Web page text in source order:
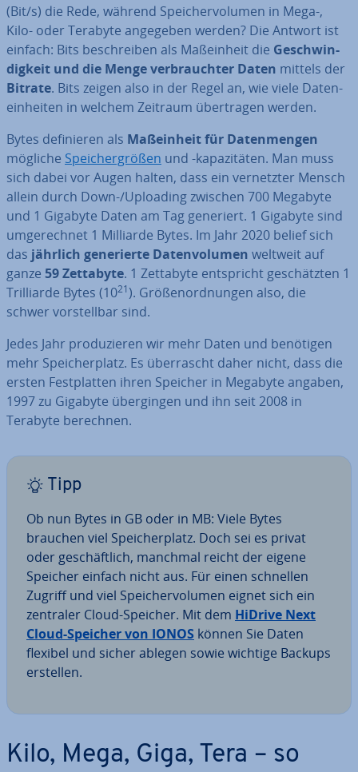
(Bit/s) die Rede, während Spei­cher­vo­lu­men in Mega-,
Kilo- oder Terabyte angegeben werden? Die Antwort ist
einfach: Bits be­schrei­ben als Maß­ein­heit die Ge­schwin­
dig­keit und die Mengever­brauch­ter Daten mittels der
Bitrate. Bits zeigen also in der Regel an, wie viele Da­ten­
ein­hei­ten in welchem Zeitraum über­tra­gen werden.
Bytes de­fi­nie­ren als Maß­ein­heit für Da­ten­men­gen
mögliche Spei­cher­grö­ßen und -ka­pa­zi­tä­ten. Man muss
sich dabei vor Augen halten, dass ein ver­netz­ter Mensch
allein durch Down-/Uploading zwischen 700 Megabyte
und 1 Gigabyte Daten am Tag generiert. 1 Gigabyte sind
um­ge­rech­net 1 Milliarde Bytes. Im Jahr 2020 belief sich
das jährlich ge­ne­rier­te Da­ten­vo­lu­men weltweit auf
ganze 59 Zettabyte. 1 Zettabyte ent­spricht ge­schätz­ten 1
Tril­li­ar­de Bytes (1021). Grö­ßen­ord­nun­gen also, die
schwer vor­stell­bar sind.
Jedes Jahr pro­du­zie­ren wir mehr Daten und benötigen
mehr Spei­cher­platz. Es über­rascht daher nicht, dass die
ersten Fest­plat­ten ihren Speicher in Megabyte angaben,
1997 zu Gigabyte über­gin­gen und ihn seit 2008 in
Terabyte berechnen.
Tipp
Ob nun Bytes in GB oder in MB: Viele Bytes
brauchen viel Spei­cher­platz. Doch sei es privat
oder ge­schäft­lich, manchmal reicht der eigene
Speicher einfach nicht aus. Für einen schnellen
Zugriff und viel Spei­cher­vo­lu­men eignet sich ein
zentraler Cloud-Speicher. Mit dem HiDrive Next
Cloud-Speicher von IONOS können Sie Daten
flexibel und sicher ablegen sowie wichtige Backups
erstellen.
Kilo, Mega, Giga, Tera – so